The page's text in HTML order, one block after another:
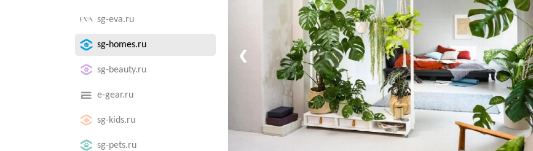
sg-eva.ru
sg-homes.ru
sg-beauty.ru
e-gear.ru
sg-kids.ru
sg-pets.ru
❮